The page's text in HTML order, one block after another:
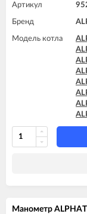
Артикул
Бренд
Модель котла
Манометр